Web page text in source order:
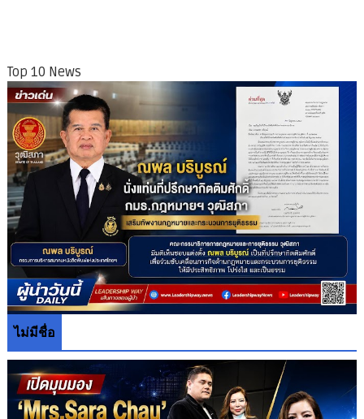
Top 10 News
ไม่มีชื่อ